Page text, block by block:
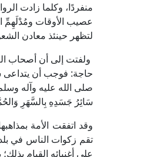
منفردًا، وكلما زادت
عصيب الأوقات ومُدْلَهِمِّ
لتظهر حينئذ معادن
ولفتت إلى أن أصحاب
حاجة: فوجب أن يتداعى
صلى الله عليه وآله
سَائِرُ جَسَدِهِ بِالسَّهَرِ
وقد اتفقت الأمة
تقم زكوات الناس في
على أغنيائه القيام